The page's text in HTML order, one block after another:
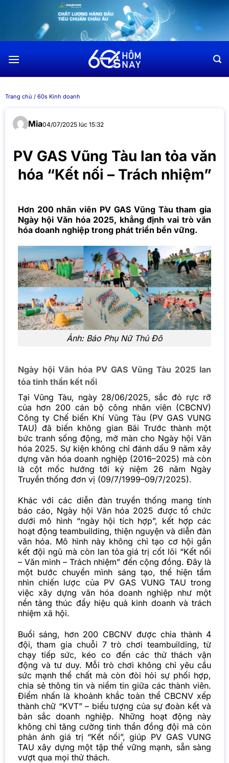
dung
Trang chủ / 60s Kinh doanh
Mia04/07/2025 lúc 15:32
PV GAS Vũng Tàu lan tỏa văn
hóa “Kết nối – Trách nhiệm”
Hơn 200 nhân viên PV GAS Vũng Tàu tham gia
Ngày hội Văn hóa 2025, khẳng định vai trò văn
hóa doanh nghiệp trong phát triển bền vững.
Ảnh: Báo Phụ Nữ Thủ Đô
Ngày hội Văn hóa PV GAS Vũng Tàu 2025 lan
tỏa tinh thần kết nối
Tại Vũng Tàu, ngày 28/06/2025, sắc đỏ rực rỡ
của hơn 200 cán bộ công nhân viên (CBCNV)
Công ty Chế biến Khí Vũng Tàu (PV GAS VUNG
TAU) đã biến không gian Bãi Trước thành một
bức tranh sống động, mở màn cho Ngày hội Văn
hóa 2025. Sự kiện không chỉ đánh dấu 9 năm xây
dựng văn hóa doanh nghiệp (2016–2025) mà còn
là cột mốc hướng tới kỷ niệm 26 năm Ngày
Truyền thống đơn vị (09/7/1999–09/7/2025).
Khác với các diễn đàn truyền thống mang tính
báo cáo, Ngày hội Văn hóa 2025 được tổ chức
dưới mô hình “ngày hội tích hợp”, kết hợp các
hoạt động teambuilding, thiện nguyện và diễn đàn
văn hóa. Mô hình này không chỉ tạo cơ hội gắn
kết đội ngũ mà còn lan tỏa giá trị cốt lõi “Kết nối
– Văn minh – Trách nhiệm” đến cộng đồng. Đây là
một bước chuyển mình sáng tạo, thể hiện tầm
nhìn chiến lược của PV GAS VUNG TAU trong
việc xây dựng văn hóa doanh nghiệp như một
nền tảng thúc đẩy hiệu quả kinh doanh và trách
nhiệm xã hội.
Buổi sáng, hơn 200 CBCNV được chia thành 4
đội, tham gia chuỗi 7 trò chơi teambuilding, từ
chạy tiếp sức, kéo co đến các thử thách vận
động và tư duy. Mỗi trò chơi không chỉ yêu cầu
sức mạnh thể chất mà còn đòi hỏi sự phối hợp,
chia sẻ thông tin và niềm tin giữa các thành viên.
Điểm nhấn là khoảnh khắc toàn thể CBCNV xếp
thành chữ “KVT” – biểu tượng của sự đoàn kết và
bản sắc doanh nghiệp. Những hoạt động này
không chỉ tăng cường tinh thần đồng đội mà còn
phản ánh giá trị “Kết nối”, giúp PV GAS VUNG
TAU xây dựng một tập thể vững mạnh, sẵn sàng
vượt qua mọi thử thách.